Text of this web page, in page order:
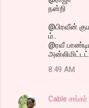
நன்றி
@பிரவீன்
ம்..
@ரவீ
அன்லிமிட்டட்
8:49 AM
Cable சங்கர்